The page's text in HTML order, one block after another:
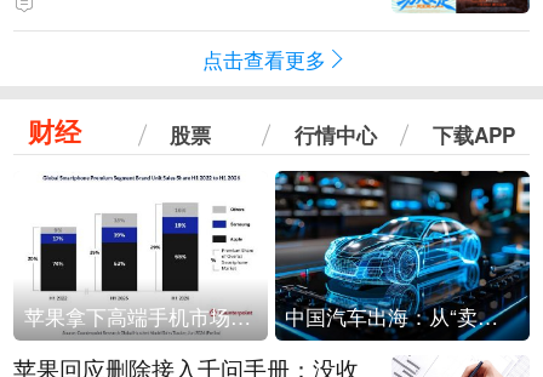
点击查看更多
财经 股票 行情中心 下载APP
苹果拿下高端手机市场65%的份额：iPhone 17系列功不可没 中国汽车出海：从“卖出去”到“走进去”
苹果回应删除接入千问手册：没收